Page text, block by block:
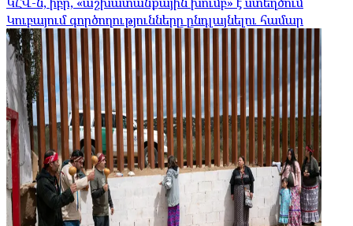
Կուբայում գործողությունները ընդլայնելու համար